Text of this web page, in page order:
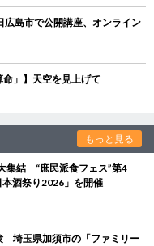
島市で公開講座、オンライン
命」】天空を見上げて
もっと見る
集結 “庶民派食フェス”第4
酒祭り2026」を開催
埼玉県加須市の「ファミリー